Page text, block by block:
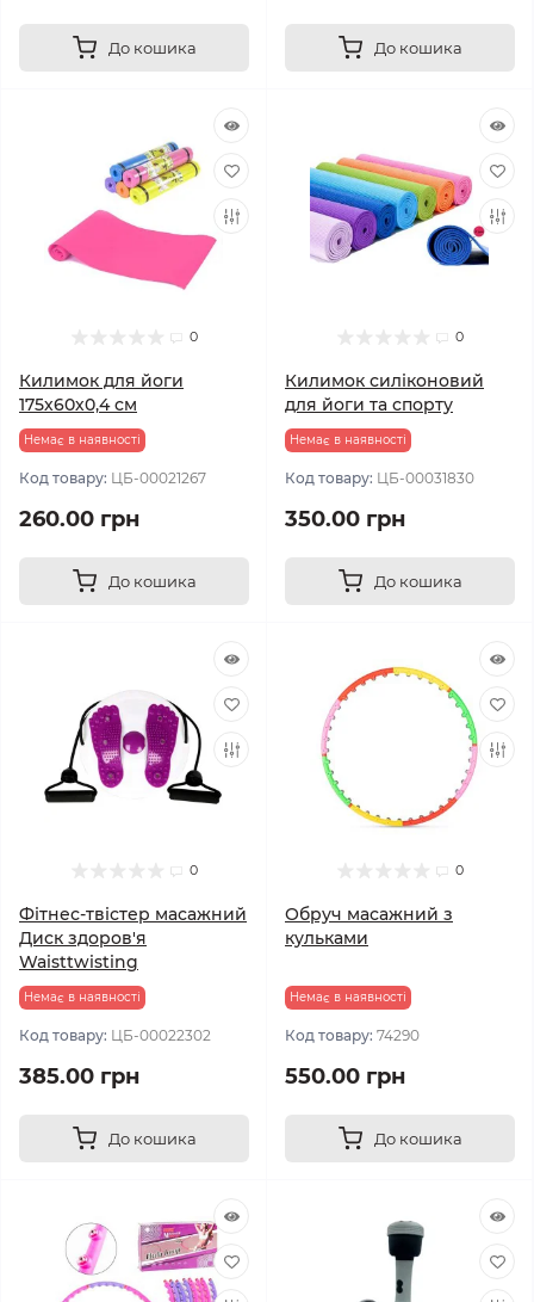
До кошика До кошика
0
Килимок для йоги
175х60х0,4 см
Немає в наявності
Код товару: ЦБ-00021267
260.00 грн
До кошика
0
Килимок силіконовий
для йоги та спорту
Немає в наявності
Код товару: ЦБ-00031830
350.00 грн
До кошика
0
Фітнес-твістер масажний
Диск здоров'я
Waisttwisting
Немає в наявності
Код товару: ЦБ-00022302
385.00 грн
До кошика
0
Обруч масажний з
кульками
Немає в наявності
Код товару: 74290
550.00 грн
До кошика